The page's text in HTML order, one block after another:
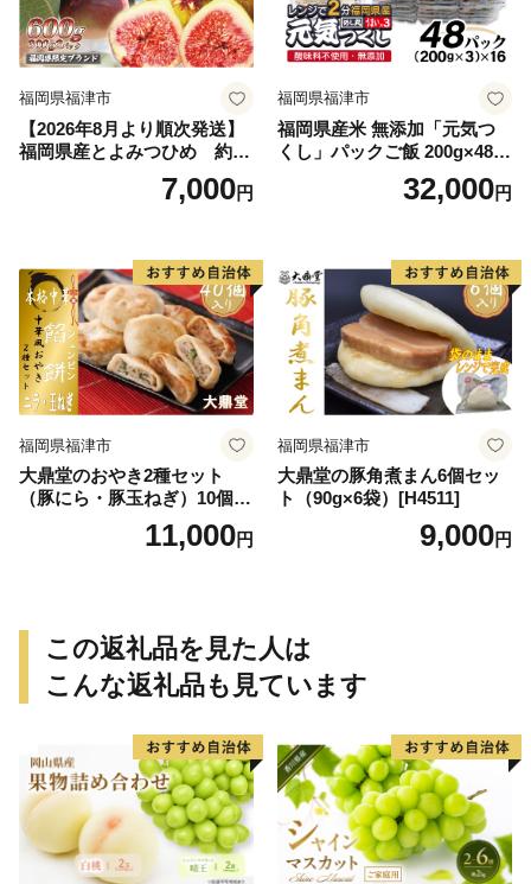
福岡県福津市
【2026年8月より順次発送】
福岡県産とよみつひめ 約30
0g×2パック[H2298]7,000円
福岡県福津市
福岡県産米 無添加「元気つ
くし」パックご飯 200g×48パ
32,000円
福岡県福津市
大鼎堂のおやき2種セット
（豚にら・豚玉ねぎ）10個×2
袋×2種 計40個[H4514]
11,000円
福岡県福津市
大鼎堂の豚角煮まん6個セッ
ト（90g×6袋）[H4511]
9,000円
この返礼品を見た人は
こんな返礼品も見ています